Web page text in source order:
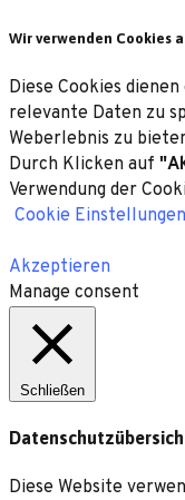
Wir verwenden Cookies
Diese Cookies
relevante Daten zu
Weberlebnis zu
Durch Klicken auf
Verwendung der
Cookie Einstellungen
Akzeptieren
Manage consent
Schließen
Diese Website